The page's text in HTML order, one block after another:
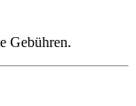
Gebühren.